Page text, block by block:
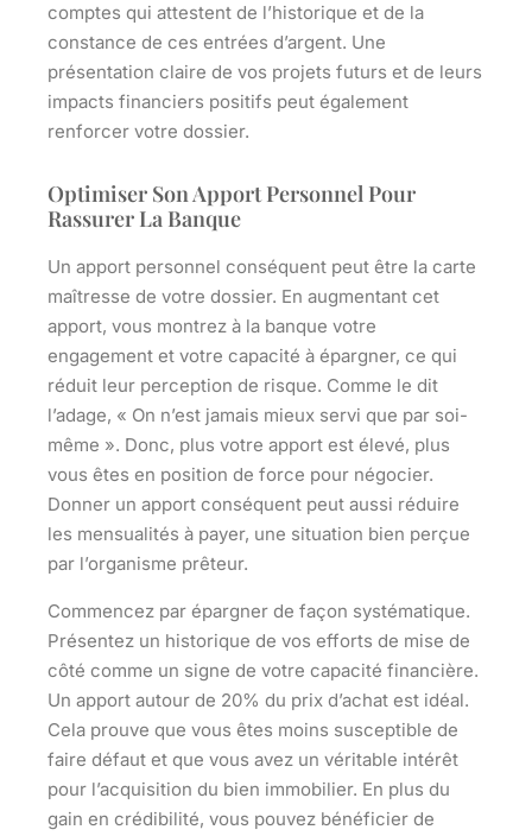
comptes qui attestent de l’historique et de la
constance de ces entrées d’argent. Une
présentation claire de vos projets futurs et de leurs
impacts financiers positifs peut également
renforcer votre dossier.
Optimiser Son Apport Personnel Pour
Rassurer La Banque
Un apport personnel conséquent peut être la carte
maîtresse de votre dossier. En augmentant cet
apport, vous montrez à la banque votre
engagement et votre capacité à épargner, ce qui
réduit leur perception de risque. Comme le dit
l’adage, « On n’est jamais mieux servi que par soi-
même ». Donc, plus votre apport est élevé, plus
vous êtes en position de force pour négocier.
Donner un apport conséquent peut aussi réduire
les mensualités à payer, une situation bien perçue
par l’organisme prêteur.
Commencez par épargner de façon systématique.
Présentez un historique de vos efforts de mise de
côté comme un signe de votre capacité financière.
Un apport autour de 20% du prix d’achat est idéal.
Cela prouve que vous êtes moins susceptible de
faire défaut et que vous avez un véritable intérêt
pour l’acquisition du bien immobilier. En plus du
gain en crédibilité, vous pouvez bénéficier de